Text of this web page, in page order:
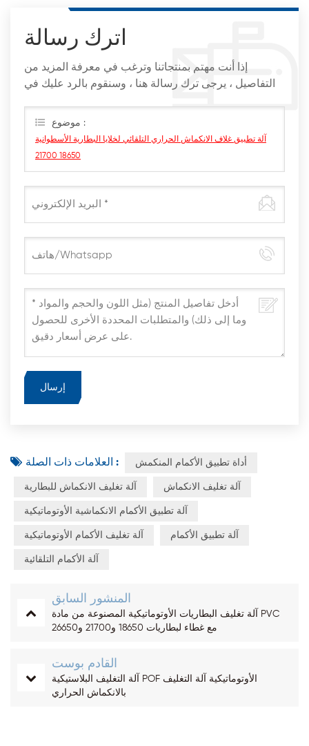
اترك رسالة
إذا أنت مهتم بمنتجاتنا وترغب في معرفة المزيد من
التفاصيل ، يرجى ترك رسالة هنا ، وسنقوم بالرد عليك في
موضوع :
آلة تطبيق غلاف الانكماش الحراري التلقائي لخلايا البطارية الأسطوانية
18650 21700
العلامات ذات الصلة : أداة تطبيق الأكمام المنكمش
آلة تغليف الانكماش للبطارية آلة تغليف الانكماش
آلة تطبيق الأكمام الانكماشية الأوتوماتيكية
آلة تغليف الأكمام الأوتوماتيكية آلة تطبيق الأكمام
آلة الأكمام التلقائية
المنشور السابق
آلة تغليف البطاريات الأوتوماتيكية المصنوعة من مادة PVC
مع غطاء لبطاريات 18650 و21700 و26650
القادم بوست
آلة التغليف البلاستيكية POF الأوتوماتيكية آلة التغليف
بالانكماش الحراري